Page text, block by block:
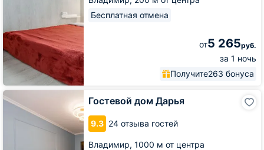
Бесплатная отмена
от5 265руб.
за 1 ночь
Получите263 бонуса
Гостевой дом Дарья
9.3 24 отзыва гостей
Владимир, 1000 м от центра
Гостевой
дом